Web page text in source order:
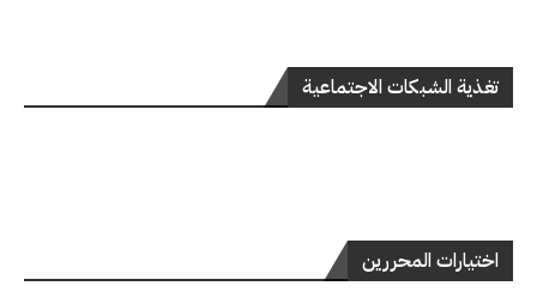
تغذية الشبكات الاجتماعية
اختيارات المحررين